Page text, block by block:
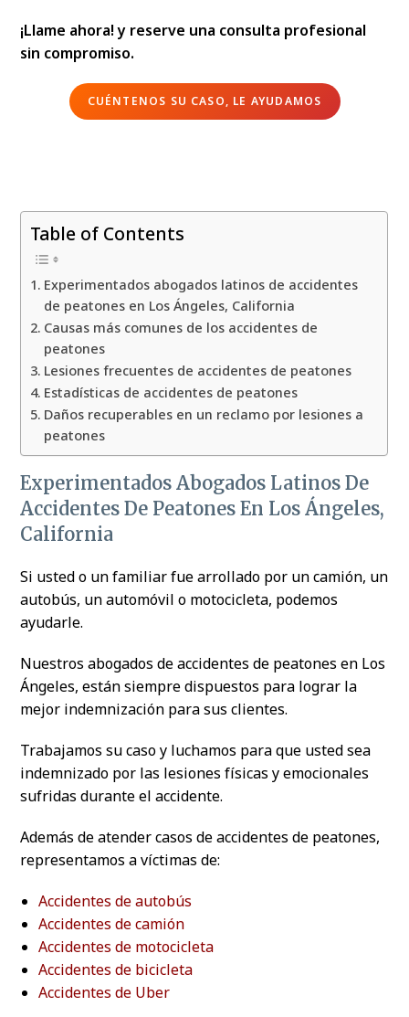
¡Llame ahora! y reserve una consulta profesional
sin compromiso.
CUÉNTENOS SU CASO, LE AYUDAMOS
Table of Contents
Experimentados abogados latinos de accidentes
de peatones en Los Ángeles, California
Causas más comunes de los accidentes de
peatones
Lesiones frecuentes de accidentes de peatones
Estadísticas de accidentes de peatones
Daños recuperables en un reclamo por lesiones a
peatones
Experimentados Abogados Latinos De
Accidentes De Peatones En Los Ángeles,
California
Si usted o un familiar fue arrollado por un camión, un
autobús, un automóvil o motocicleta, podemos
ayudarle.
Nuestros abogados de accidentes de peatones en Los
Ángeles, están siempre dispuestos para lograr la
mejor indemnización para sus clientes.
Trabajamos su caso y luchamos para que usted sea
indemnizado por las lesiones físicas y emocionales
sufridas durante el accidente.
Además de atender casos de accidentes de peatones,
representamos a víctimas de:
Accidentes de autobús
Accidentes de camión
Accidentes de motocicleta
Accidentes de bicicleta
Accidentes de Uber